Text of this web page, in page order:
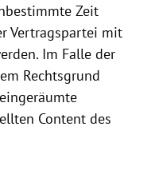
Zeit
Vertragspartei mit
Im Falle der
Rechtsgrund
Content des